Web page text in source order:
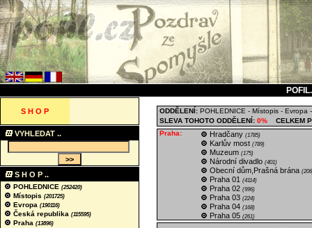
S H O P
VYHLEDAT ..
S H O P ..
POHLEDNICE (252420)
Místopis (201725)
Evropa (190116)
Česká republika (115595)
Praha (13896)
ODDĚLENÍ: POHLEDNICE - Místopis - Evropa
SLEVA TOHOTO ODDĚLENÍ: 0%
CELKEM
Praha:
Hradčany (1785)
Karlův most (789)
Muzeum (175)
Národní divadlo (401)
Obecní dům,Prašná brána
Praha 01 (4114)
Praha 02 (996)
Praha 03 (224)
Praha 04 (168)
Praha 05 (261)